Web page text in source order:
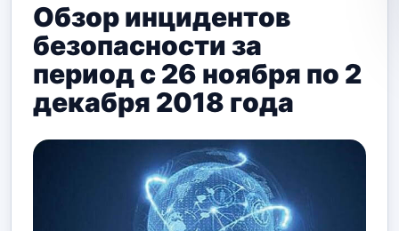
Обзор инцидентов
безопасности за
период с 26 ноября по 2
декабря 2018 года